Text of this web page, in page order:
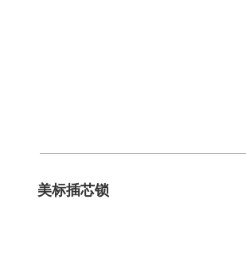
美标插芯锁